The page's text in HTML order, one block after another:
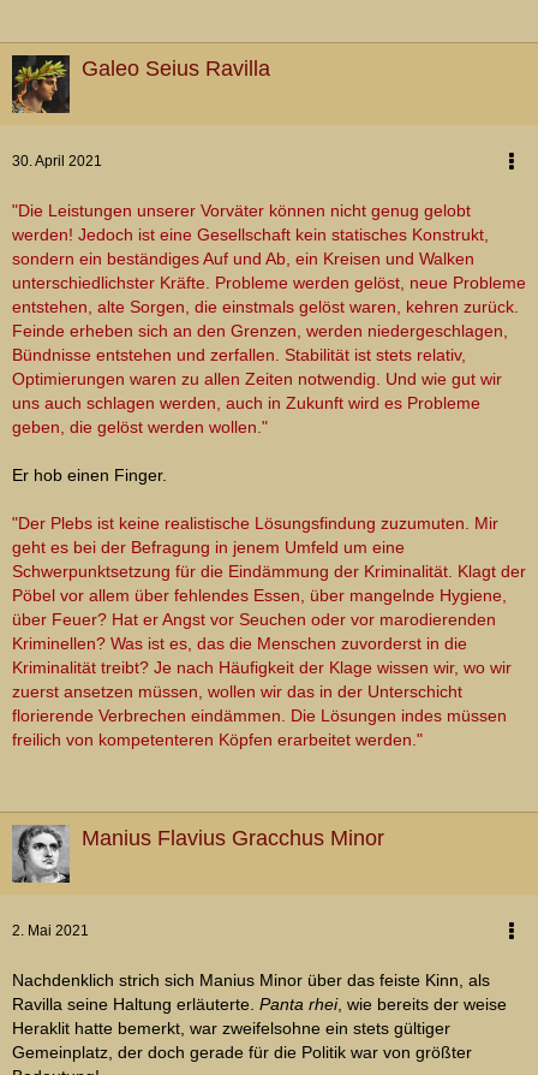
Galeo Seius Ravilla
30. April 2021
"Die Leistungen unserer Vorväter können nicht genug gelobt
werden! Jedoch ist eine Gesellschaft kein statisches Konstrukt,
sondern ein beständiges Auf und Ab, ein Kreisen und Walken
unterschiedlichster Kräfte. Probleme werden gelöst, neue Probleme
entstehen, alte Sorgen, die einstmals gelöst waren, kehren zurück.
Feinde erheben sich an den Grenzen, werden niedergeschlagen,
Bündnisse entstehen und zerfallen. Stabilität ist stets relativ,
Optimierungen waren zu allen Zeiten notwendig. Und wie gut wir
uns auch schlagen werden, auch in Zukunft wird es Probleme
geben, die gelöst werden wollen."
Er hob einen Finger.
"Der Plebs ist keine realistische Lösungsfindung zuzumuten. Mir
geht es bei der Befragung in jenem Umfeld um eine
Schwerpunktsetzung für die Eindämmung der Kriminalität. Klagt der
Pöbel vor allem über fehlendes Essen, über mangelnde Hygiene,
über Feuer? Hat er Angst vor Seuchen oder vor marodierenden
Kriminellen? Was ist es, das die Menschen zuvorderst in die
Kriminalität treibt? Je nach Häufigkeit der Klage wissen wir, wo wir
zuerst ansetzen müssen, wollen wir das in der Unterschicht
florierende Verbrechen eindämmen. Die Lösungen indes müssen
freilich von kompetenteren Köpfen erarbeitet werden."
Manius Flavius Gracchus Minor
2. Mai 2021
Nachdenklich strich sich Manius Minor über das feiste Kinn, als
Ravilla seine Haltung erläuterte. Panta rhei, wie bereits der weise
Heraklit hatte bemerkt, war zweifelsohne ein stets gültiger
Gemeinplatz, der doch gerade für die Politik war von größter